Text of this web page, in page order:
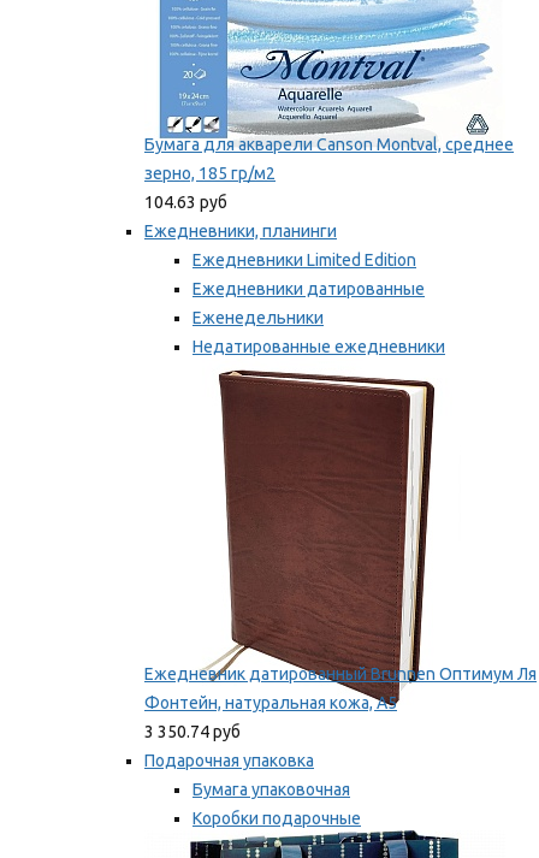
Бумага для акварели Canson Montval, среднее
зерно, 185 гр/м2
104.63 руб
Ежедневники, планинги
Ежедневники Limited Edition
Ежедневники датированные
Еженедельники
Недатированные ежедневники
Планинги
Мы рекомендуем
Ежедневник датированный Brunnen Оптимум Ля
Фонтейн, натуральная кожа, А5
3 350.74 руб
Подарочная упаковка
Бумага упаковочная
Коробки подарочные
Ленты, бобины